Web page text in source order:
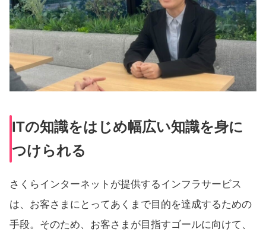
ITの知識をはじめ幅広い知識を身に
つけられる
さくらインターネットが提供するインフラサービス
は、お客さまにとってあくまで目的を達成するための
手段。そのため、お客さまが目指すゴールに向けて、